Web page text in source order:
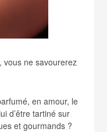
vous ne savourerez
en amour, le
d’être tartiné sur
et gourmands ?